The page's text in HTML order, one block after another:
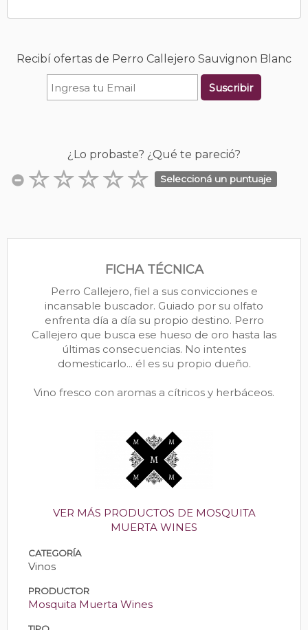
Recibí ofertas de Perro Callejero Sauvignon Blanc
Suscribir
¿Lo probaste? ¿Qué te pareció?
Seleccioná un puntuaje
FICHA TÉCNICA
Perro Callejero, fiel a sus convicciones e
incansable buscador. Guiado por su olfato
enfrenta día a día su propio destino. Perro
Callejero que busca ese hueso de oro hasta las
últimas consecuencias. No intentes
domesticarlo... él es su propio dueño.
Vino fresco con aromas a cítricos y herbáceos.
VER MÁS PRODUCTOS DE MOSQUITA
MUERTA WINES
CATEGORÍA
Vinos
PRODUCTOR
Mosquita Muerta Wines